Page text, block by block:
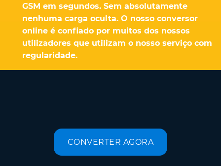
GSM em segundos. Sem absolutamente
nenhuma carga oculta. O nosso conversor
online é confiado por muitos dos nossos
utilizadores que utilizam o nosso serviço com
regularidade.
CONVERTER AGORA